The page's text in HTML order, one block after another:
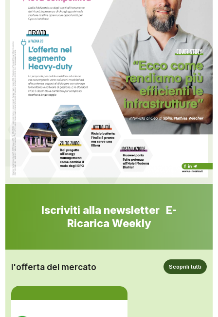
Iscriviti alla newsletter E-
Ricarica Weekly
l'offerta del mercato Scoprili tutti